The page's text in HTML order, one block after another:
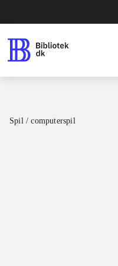
Spil / computerspil